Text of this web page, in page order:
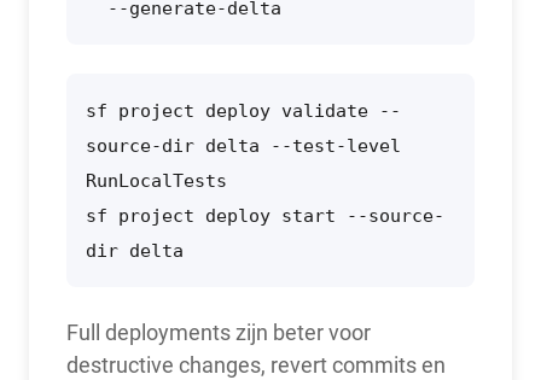
  --generate-delta
sf project deploy validate --
source-dir delta --test-level
RunLocalTests
sf project deploy start --source-
dir delta
Full deployments zijn beter voor
destructive changes, revert commits en